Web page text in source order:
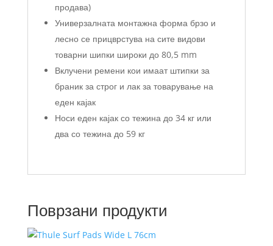
продава)
Универзалната монтажна форма брзо и
лесно се прицврстува на сите видови
товарни шипки широки до 80,5 mm
Вклучени ремени кои имаат штипки за
браник за строг и лак за товарување на
еден кајак
Носи еден кајак со тежина до 34 кг или
два со тежина до 59 кг
Поврзани продукти